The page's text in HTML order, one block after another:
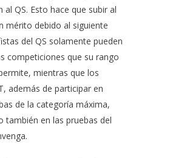
al QS. Esto hace que subir al
mérito debido al siguiente
del QS solamente pueden
competiciones que su rango
mientras que los
además de participar en
de la categoría máxima,
también en las pruebas del